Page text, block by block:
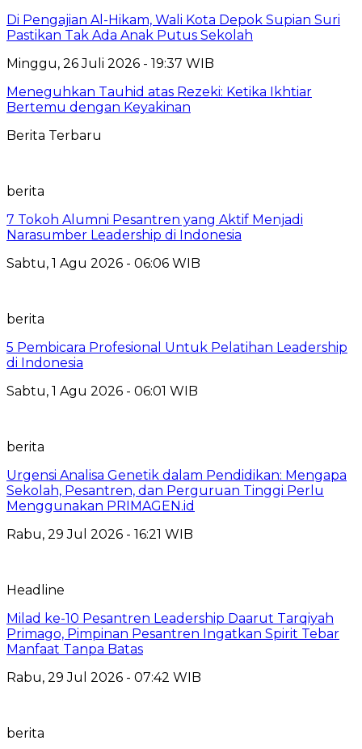
Di Pengajian Al-Hikam, Wali Kota Depok Supian Suri
Pastikan Tak Ada Anak Putus Sekolah
Minggu, 26 Juli 2026 - 19:37 WIB
Meneguhkan Tauhid atas Rezeki: Ketika Ikhtiar
Bertemu dengan Keyakinan
Berita Terbaru
berita
7 Tokoh Alumni Pesantren yang Aktif Menjadi
Narasumber Leadership di Indonesia
Sabtu, 1 Agu 2026 - 06:06 WIB
berita
5 Pembicara Profesional Untuk Pelatihan Leadership
di Indonesia
Sabtu, 1 Agu 2026 - 06:01 WIB
berita
Urgensi Analisa Genetik dalam Pendidikan: Mengapa
Sekolah, Pesantren, dan Perguruan Tinggi Perlu
Menggunakan PRIMAGEN.id
Rabu, 29 Jul 2026 - 16:21 WIB
Headline
Milad ke-10 Pesantren Leadership Daarut Tarqiyah
Primago, Pimpinan Pesantren Ingatkan Spirit Tebar
Manfaat Tanpa Batas
Rabu, 29 Jul 2026 - 07:42 WIB
berita